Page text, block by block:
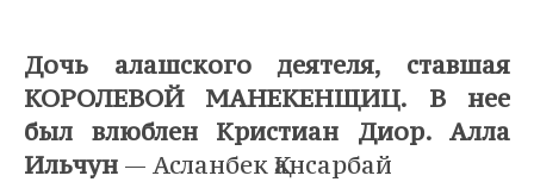
Дочь алашского деятеля, ставшая
КОРОЛЕВОЙ МАНЕКЕНЩИЦ. В нее
был влюблен Кристиан Диор. Алла
Ильчун — Асланбек Қансарбай